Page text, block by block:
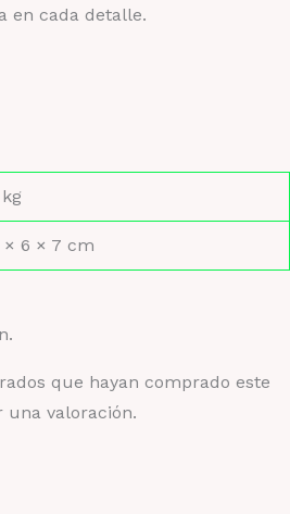
en cada detalle.
kg
× 6 × 7 cm
que hayan comprado este
valoración.